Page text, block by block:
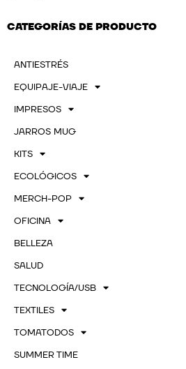
CATEGORÍAS DE PRODUCTO
ANTIESTRÉS
EQUIPAJE-VIAJE
IMPRESOS
JARROS MUG
KITS
ECOLÓGICOS
MERCH-POP
OFICINA
BELLEZA
SALUD
TECNOLOGÍA/USB
TEXTILES
TOMATODOS
SUMMER TIME